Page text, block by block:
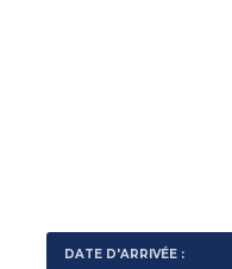
DATE D'ARRIVÉE :